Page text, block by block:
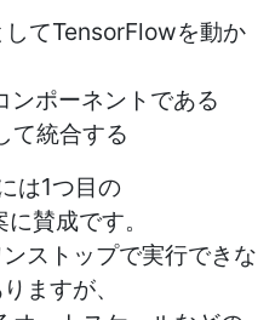
てTensorFlowを動か
ポーネントである
て統合する
は1つ目の
賛成です。
ストップで実行できな
ますが、